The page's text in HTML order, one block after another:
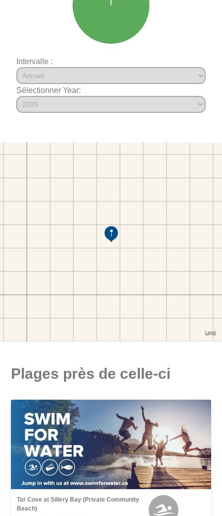
Intervalle :
Sélectionner Year:
Plages près de celle-ci
Tar Cove at Sillery Bay (Private Community
Beach)